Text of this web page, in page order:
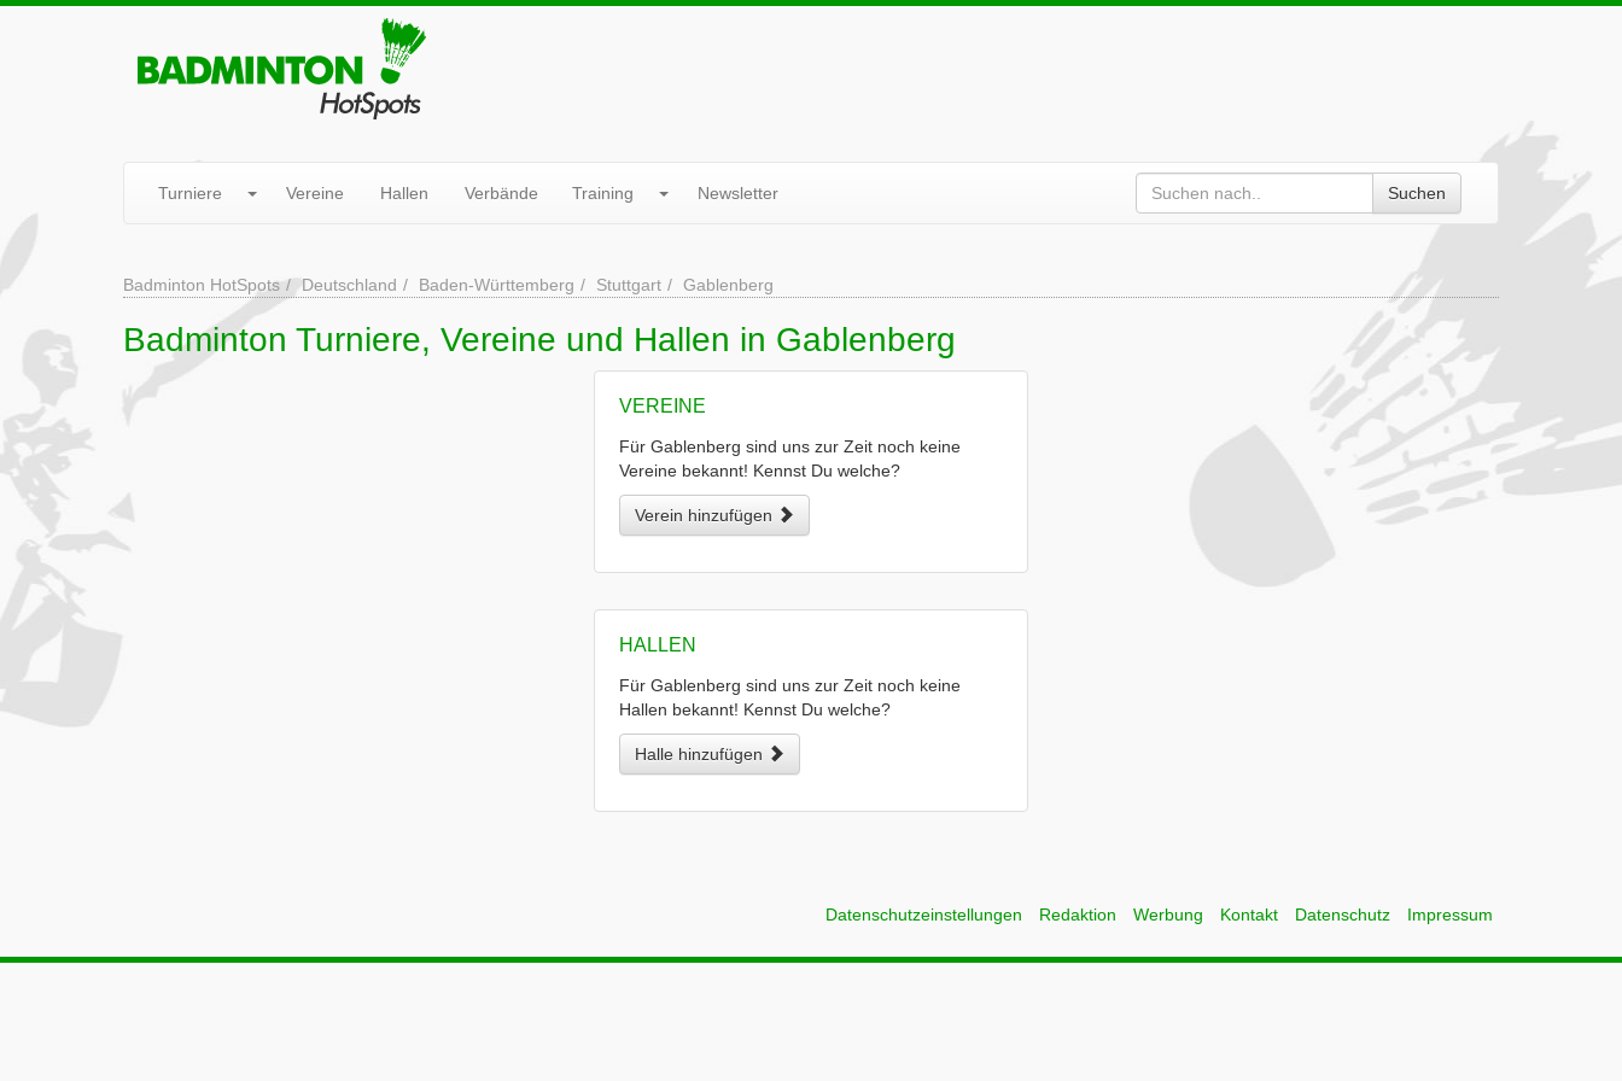
Turniere Vereine Hallen Verbände Training Newsletter Suchen
Badminton HotSpots Deutschland Baden-Württemberg Stuttgart Gablenberg
Badminton Turniere, Vereine und Hallen in Gablenberg
VEREINE
Für Gablenberg sind uns zur Zeit noch keine
Vereine bekannt! Kennst Du welche?
Verein hinzufügen
HALLEN
Für Gablenberg sind uns zur Zeit noch keine
Hallen bekannt! Kennst Du welche?
Halle hinzufügen
Datenschutzeinstellungen Redaktion Werbung Kontakt Datenschutz Impressum